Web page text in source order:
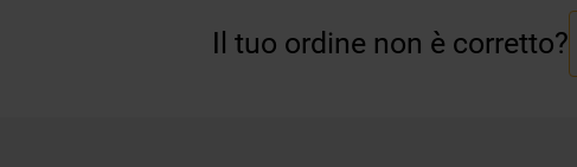
Il tuo ordine non è corretto?